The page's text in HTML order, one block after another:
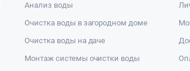
Анализ воды
Очистка воды в загородном доме
Очистка воды на даче
Монтаж системы очистки воды